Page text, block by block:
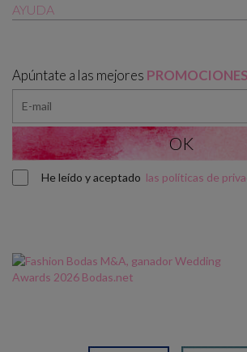
AYUDA
Apúntate a las mejores PROMOCIONES
He leído y aceptado las políticas de